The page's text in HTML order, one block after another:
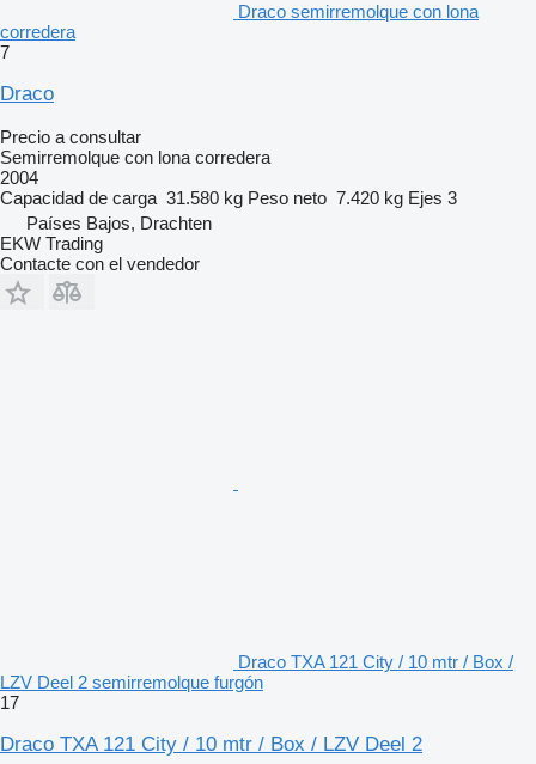
Draco semirremolque con lona
corredera
7
Draco
Precio a consultar
Semirremolque con lona corredera
2004
Capacidad de carga 31.580 kg Peso neto 7.420 kg Ejes 3
Países Bajos, Drachten
EKW Trading
Contacte con el vendedor
Draco TXA 121 City / 10 mtr / Box /
LZV Deel 2 semirremolque furgón
17
Draco TXA 121 City / 10 mtr / Box / LZV Deel 2